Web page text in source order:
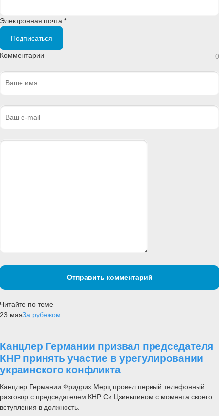
Электронная почта *
Подписаться
Комментарии 0
Отправить комментарий
Читайте по теме
23 маяЗа рубежом
Канцлер Германии призвал председателя
КНР принять участие в урегулировании
украинского конфликта
Канцлер Германии Фридрих Мерц провел первый телефонный
разговор с председателем КНР Си Цзиньпином с момента своего
вступления в должность.